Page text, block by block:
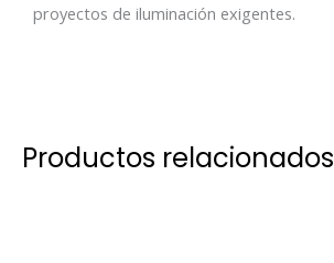
proyectos de iluminación exigentes.
Productos relacionados